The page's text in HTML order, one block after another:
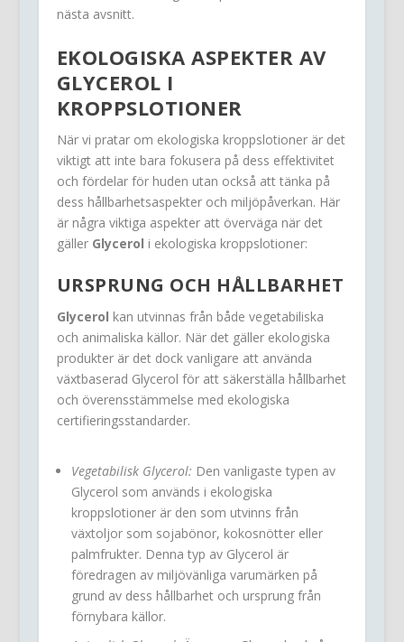
nästa avsnitt.
EKOLOGISKA ASPEKTER AV
GLYCEROL I
KROPPSLOTIONER
När vi pratar om ekologiska kroppslotioner är det
viktigt att inte bara fokusera på dess effektivitet
och fördelar för huden utan också att tänka på
dess hållbarhetsaspekter och miljöpåverkan. Här
är några viktiga aspekter att överväga när det
gäller Glycerol i ekologiska kroppslotioner:
URSPRUNG OCH HÅLLBARHET
Glycerol kan utvinnas från både vegetabiliska
och animaliska källor. När det gäller ekologiska
produkter är det dock vanligare att använda
växtbaserad Glycerol för att säkerställa hållbarhet
och överensstämmelse med ekologiska
certifieringsstandarder.
Vegetabilisk Glycerol: Den vanligaste typen av
Glycerol som används i ekologiska
kroppslotioner är den som utvinns från
växtoljor som sojabönor, kokosnötter eller
palmfrukter. Denna typ av Glycerol är
föredragen av miljövänliga varumärken på
grund av dess hållbarhet och ursprung från
förnybara källor.